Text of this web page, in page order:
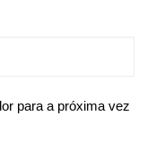
para a próxima vez